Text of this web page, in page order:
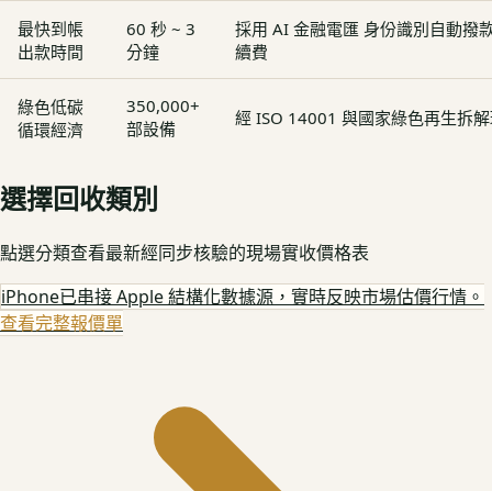
最快到帳
出款時間
60 秒 ~ 3
分鐘
採用 AI 金融電匯 身份識別自動撥
續費
綠色低碳
循環經濟
350,000+
部設備
經 ISO 14001 與國家綠色再生拆
選擇回收類別
點選分類查看最新經同步核驗的現場實收價格表
iPhone已串接 Apple 結構化數據源，實時反映市場估價行情。
查看完整報價單